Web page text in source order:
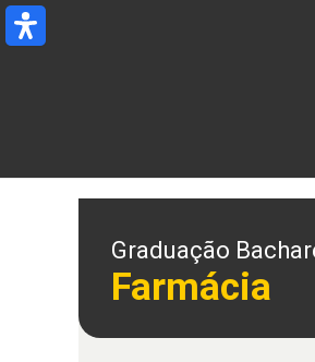
Ir
para
Graduação
Farmácia